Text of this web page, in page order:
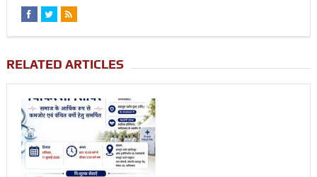
RELATED ARTICLES